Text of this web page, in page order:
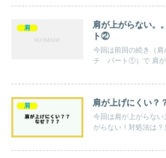
肩
肩が上がらない。
ト②
今回は前回の続き（
チ パート①）で 肩が
肩 肩が上げにくい？
今回は肩が上がらな
がらない！対処法は？